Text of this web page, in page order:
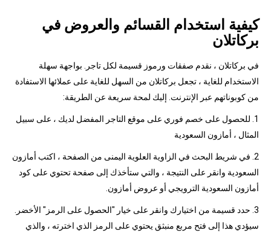
كيفية استخدام القسائم والعروض في
بركاتلان
في بركاتلان ، نقدم صفقات ورموز قسيمة لكل تاجر. بواجهة سهلة
الاستخدام للغاية ، تجعل بركاتلان من السهل للغاية على عملائها الاستفادة
من كوبوناتهم عبر الإنترنت. إليك لمحة سريعة عن الطريقة:
1. للحصول على خصم فوري على موقع التاجر المفضل لديك ، على سبيل
المثال ، أمازون السعودية
2. في شريط البحث في الزاوية العلوية اليمنى من الصفحة ، اكتب أمازون
السعودية وانقر على النتيجة ، والتي ستأخذك إلى صفحة تحتوي على كود
أمازون السعودية الترويجي أو عروض أمازون.
3. حدد قسيمة من اختيارك وانقر على خيار "الحصول على الرمز" الأخضر.
سيؤدي هذا إلى فتح مربع منبثق يحتوي على الرمز الذي اخترته ، والذي